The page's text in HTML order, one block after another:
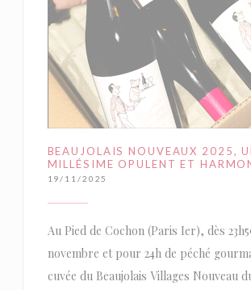
BEAUJOLAIS NOUVEAUX 2025,
MILLÉSIME OPULENT ET
19/11/2025
Au Pied de Cochon (Paris Ier), dès
novembre et pour 24h de péché
cuvée du Beaujolais Villages Nouveau